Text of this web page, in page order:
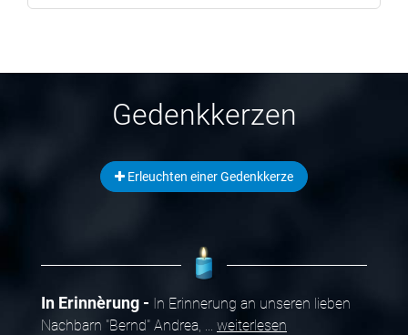
Gedenkkerzen
Erleuchten einer Gedenkkerze
In Erinnèrung
In Erinnerung an unseren lieben
Nachbarn "Bernd" Andrea,
weiterlesen